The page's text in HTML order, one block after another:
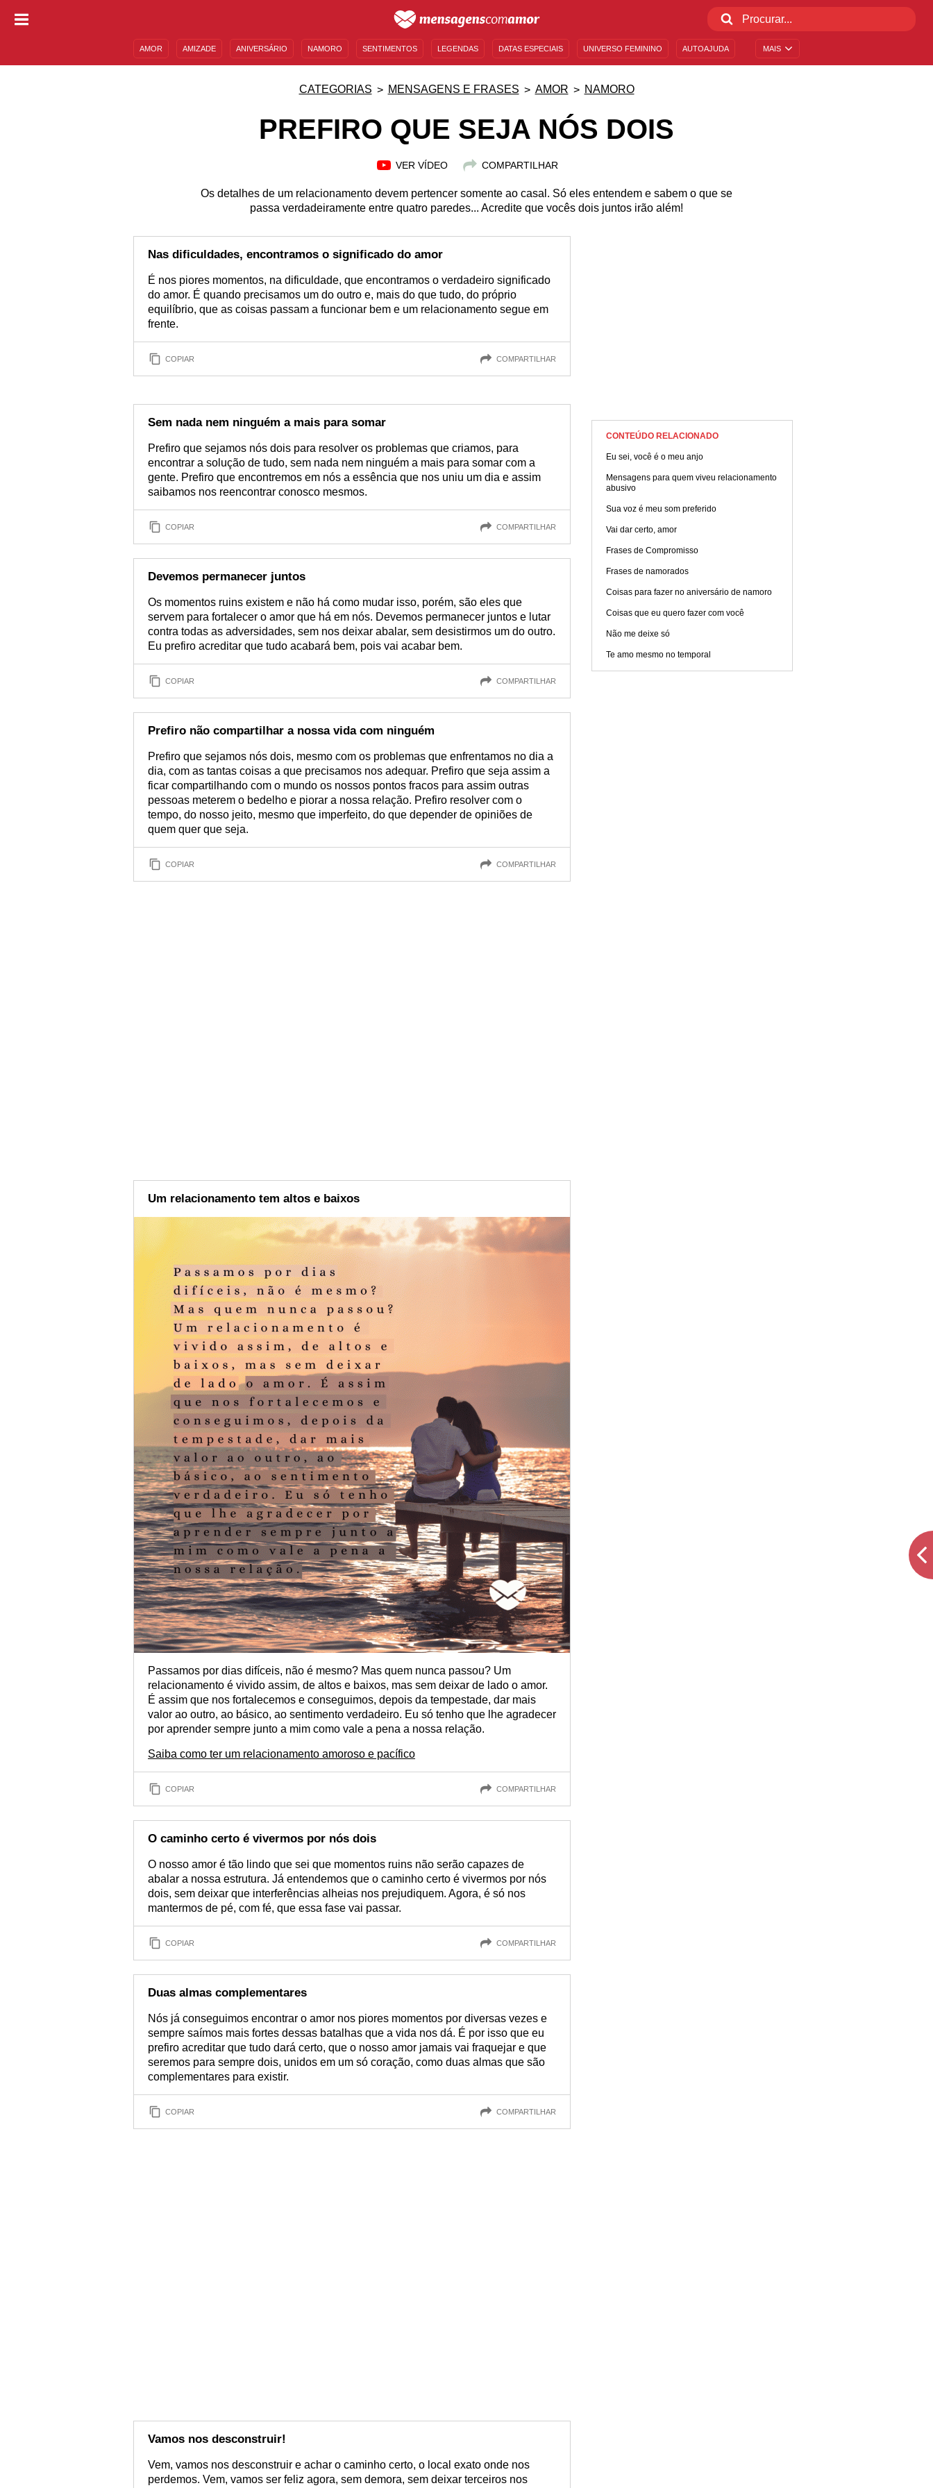
MAIS
AMOR AMIZADE ANIVERSÁRIO NAMORO SENTIMENTOS LEGENDAS DATAS ESPECIAIS UNIVERSO FEMININO AUTOAJUDA
CATEGORIAS MENSAGENS E FRASES AMOR NAMORO
PREFIRO QUE SEJA NÓS DOIS
VER VÍDEO COMPARTILHAR
Os detalhes de um relacionamento devem pertencer somente ao casal. Só eles entendem e sabem o que se
passa verdadeiramente entre quatro paredes... Acredite que vocês dois juntos irão além!
Nas dificuldades, encontramos o significado do amor
É nos piores momentos, na dificuldade, que encontramos o verdadeiro significado
do amor. É quando precisamos um do outro e, mais do que tudo, do próprio
equilíbrio, que as coisas passam a funcionar bem e um relacionamento segue em
frente.
COPIAR COMPARTILHAR
Sem nada nem ninguém a mais para somar
Prefiro que sejamos nós dois para resolver os problemas que criamos, para
encontrar a solução de tudo, sem nada nem ninguém a mais para somar com a
gente. Prefiro que encontremos em nós a essência que nos uniu um dia e assim
saibamos nos reencontrar conosco mesmos.
COPIAR COMPARTILHAR
Devemos permanecer juntos
Os momentos ruins existem e não há como mudar isso, porém, são eles que
servem para fortalecer o amor que há em nós. Devemos permanecer juntos e lutar
contra todas as adversidades, sem nos deixar abalar, sem desistirmos um do outro.
Eu prefiro acreditar que tudo acabará bem, pois vai acabar bem.
COPIAR COMPARTILHAR
Prefiro não compartilhar a nossa vida com ninguém
Prefiro que sejamos nós dois, mesmo com os problemas que enfrentamos no dia a
dia, com as tantas coisas a que precisamos nos adequar. Prefiro que seja assim a
ficar compartilhando com o mundo os nossos pontos fracos para assim outras
pessoas meterem o bedelho e piorar a nossa relação. Prefiro resolver com o
tempo, do nosso jeito, mesmo que imperfeito, do que depender de opiniões de
quem quer que seja.
COPIAR COMPARTILHAR
Um relacionamento tem altos e baixos
Passamos por dias difíceis, não é mesmo? Mas quem nunca passou? Um
relacionamento é vivido assim, de altos e baixos, mas sem deixar de lado o amor.
É assim que nos fortalecemos e conseguimos, depois da tempestade, dar mais
valor ao outro, ao básico, ao sentimento verdadeiro. Eu só tenho que lhe agradecer
por aprender sempre junto a mim como vale a pena a nossa relação.
Saiba como ter um relacionamento amoroso e pacífico
COPIAR COMPARTILHAR
O caminho certo é vivermos por nós dois
O nosso amor é tão lindo que sei que momentos ruins não serão capazes de
abalar a nossa estrutura. Já entendemos que o caminho certo é vivermos por nós
dois, sem deixar que interferências alheias nos prejudiquem. Agora, é só nos
mantermos de pé, com fé, que essa fase vai passar.
COPIAR COMPARTILHAR
Duas almas complementares
Nós já conseguimos encontrar o amor nos piores momentos por diversas vezes e
sempre saímos mais fortes dessas batalhas que a vida nos dá. É por isso que eu
prefiro acreditar que tudo dará certo, que o nosso amor jamais vai fraquejar e que
seremos para sempre dois, unidos em um só coração, como duas almas que são
complementares para existir.
COPIAR COMPARTILHAR
Vamos nos desconstruir!
Vem, vamos nos desconstruir e achar o caminho certo, o local exato onde nos
perdemos. Vem, vamos ser feliz agora, sem demora, sem deixar terceiros nos
CONTEÚDO RELACIONADO
Eu sei, você é o meu anjo
Mensagens para quem viveu relacionamento
abusivo
Sua voz é meu som preferido
Vai dar certo, amor
Frases de Compromisso
Frases de namorados
Coisas para fazer no aniversário de namoro
Coisas que eu quero fazer com você
Não me deixe só
Te amo mesmo no temporal